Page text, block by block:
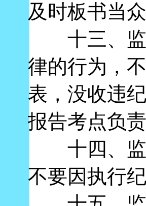
及时板书当
十三、监
律的行为，
表，没收违
报告考点负
十四、监
不要因执行